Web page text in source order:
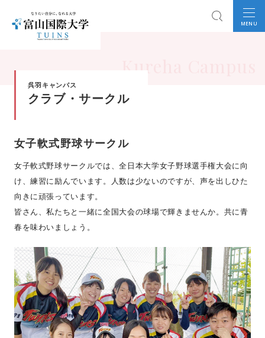
MENU
Kureha Campus
呉羽キャンパス
クラブ・サークル
女子軟式野球サークル
女子軟式野球サークルでは、全日本大学女子野球選手権大会に向
け、練習に励んでいます。人数は少ないのですが、声を出しひた
向きに頑張っています。
皆さん、私たちと一緒に全国大会の球場で輝きませんか。共に青
春を味わいましょう。